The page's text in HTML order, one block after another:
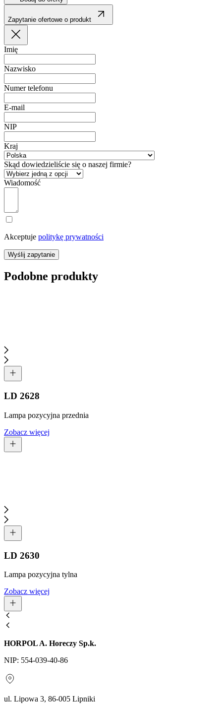
Zapytanie ofertowe o produkt
Imię
Nazwisko
Numer telefonu
E-mail
NIP
Kraj
Skąd dowiedzieliście się o naszej firmie?
Wiadomość
Akceptuje politykę prywatności
Wyślij zapytanie
Podobne produkty
LD 2628
Lampa pozycyjna przednia
Zobacz więcej
LD 2630
Lampa pozycyjna tylna
Zobacz więcej
HORPOL A. Horeczy Sp.k.
NIP: 554-039-40-86
ul. Lipowa 3, 86-005 Lipniki